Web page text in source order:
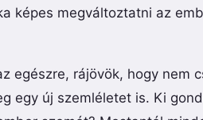
képes megváltoztatni az
egészre, rájövök, hogy nem
egy új szemléletet is. Ki